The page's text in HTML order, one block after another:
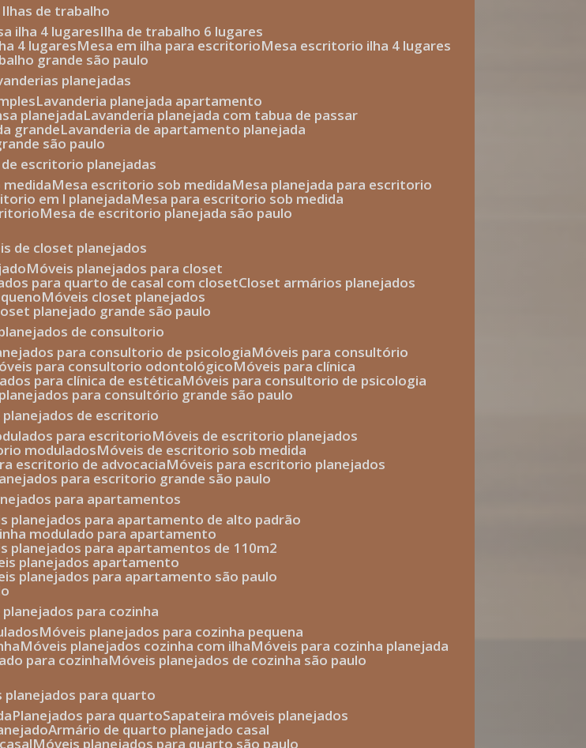
ilhas de trabalho
ilha 4 lugares ilha de trabalho 6 lugares
4 lugares mesa em ilha para escritorio mesa escritorio ilha 4 lugares
grande são paulo
planejadas
lavanderia planejada apartamento
planejada lavanderia planejada com tabua de passar
grande lavanderia de apartamento planejada
são paulo
de escritorio planejadas
medida mesa escritorio sob medida mesa planejada para escritorio
em l planejada mesa para escritorio sob medida
mesa de escritorio planejada são paulo
de closet planejados
móveis planejados para closet
para quarto de casal com closet closet armários planejados
móveis closet planejados
planejado grande são paulo
planejados de consultorio
para consultorio de psicologia móveis para consultório
móveis para consultorio odontológico móveis para clínica
para clínica de estética móveis para consultorio de psicologia
planejados para consultório grande são paulo
planejados de escritorio
para escritorio móveis de escritorio planejados
modulados móveis de escritorio sob medida
escritorio de advocacia móveis para escritorio planejados
para escritorio grande são paulo
para apartamentos
planejados para apartamento de alto padrão
modulado para apartamento
planejados para apartamentos de 110m2
planejados apartamento
planejados para apartamento são paulo
planejados para cozinha
móveis planejados para cozinha pequena
móveis planejados cozinha com ilha móveis para cozinha planejada
para cozinha móveis planejados de cozinha são paulo
planejados para quarto
planejados para quarto sapateira móveis planejados
armário de quarto planejado casal
móveis planejados para quarto são paulo